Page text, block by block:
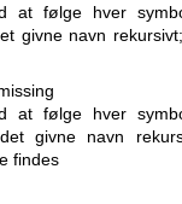
at følge hver
givne navn
at følge hver
givne navn
findes